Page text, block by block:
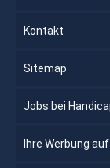
Kontakt
Sitemap
Jobs bei
Ihre Werbung